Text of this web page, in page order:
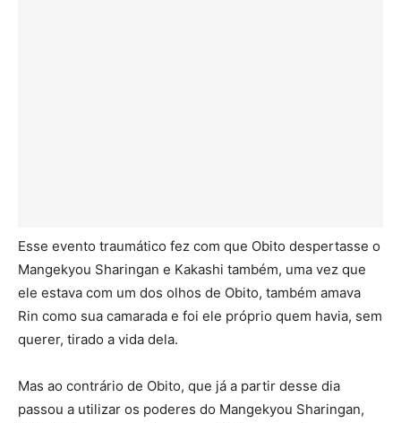
Esse evento traumático fez com que Obito despertasse o
Mangekyou Sharingan e Kakashi também, uma vez que
ele estava com um dos olhos de Obito, também amava
Rin como sua camarada e foi ele próprio quem havia, sem
querer, tirado a vida dela.
Mas ao contrário de Obito, que já a partir desse dia
passou a utilizar os poderes do Mangekyou Sharingan,